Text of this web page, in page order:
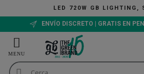
ENVÍO DISCRETO | GRATIS EN